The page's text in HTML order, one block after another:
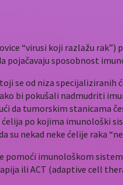
“virusi koji razlažu rak”)
pojačavaju sposobnost
se od niza specijaliziranih
bi pokušali nadmudriti
da tumorskim stanicama
po kojima imunološki
su nekad neke ćelije raka
pomoći imunološkom
ili ACT (adaptive cell